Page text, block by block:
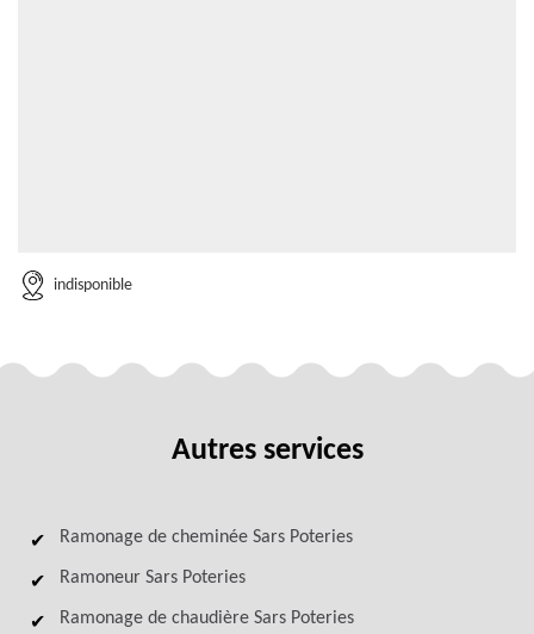
indisponible
Autres services
Ramonage de cheminée Sars Poteries
Ramoneur Sars Poteries
Ramonage de chaudière Sars Poteries